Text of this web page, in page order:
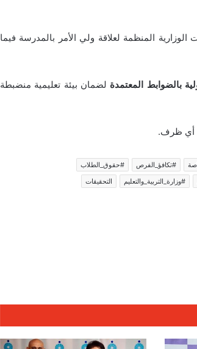
المنظمة لعلاقة ولي الأمر بالمدرسة فيما
بالضوابط المعتمدة لضمان بيئة تعليمية منضبطة
أي ظرف.
#تكافؤ_الفرص
#حقوق_الطلاب
#وزارة_التربية_والتعليم التحقيقات